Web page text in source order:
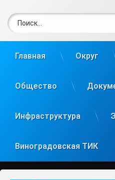
Главная Округ
Общество
Инфраструктура
Виноградовская ТИК